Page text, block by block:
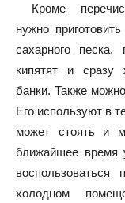
Кроме
нужно
сахарного
кипятят и сразу
банки. Также
Его используют в
может стоять и
ближайшее время
холодном